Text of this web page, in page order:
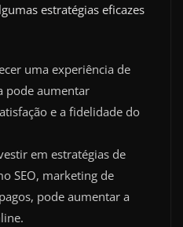
estratégias eficazes
uma experiência de
pode aumentar
e a fidelidade do
em estratégias de
SEO, marketing de
pode aumentar a